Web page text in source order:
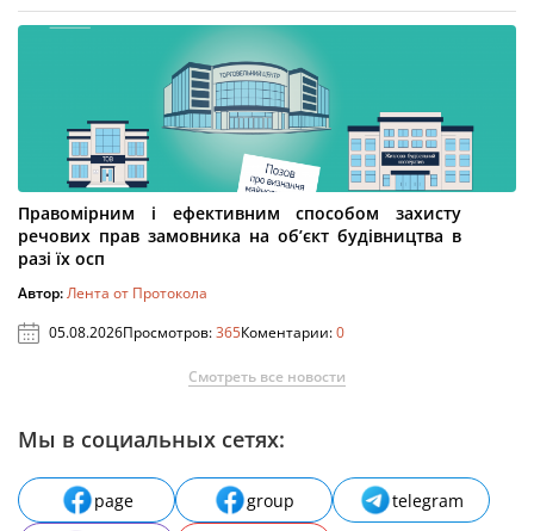
Правомірним і ефективним способом захисту
речових прав замовника на об’єкт будівництва в
разі їх осп
Автор:Лента от Протокола
05.08.2026Просмотров:365Коментарии:0
Смотреть все новости
Мы в социальных сетях:
page group
telegram